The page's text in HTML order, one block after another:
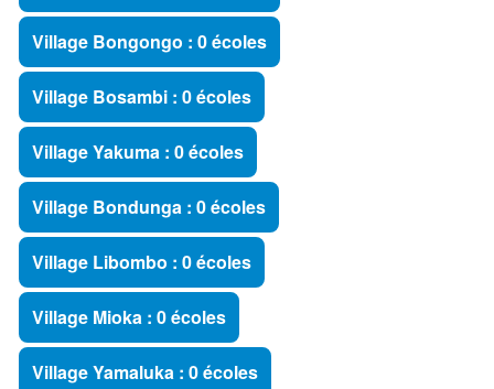
Village Bongongo : 0 écoles
Village Bosambi : 0 écoles
Village Yakuma : 0 écoles
Village Bondunga : 0 écoles
Village Libombo : 0 écoles
Village Mioka : 0 écoles
Village Yamaluka : 0 écoles